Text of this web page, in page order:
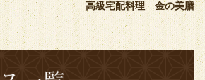
高級宅配料理 金の美膳